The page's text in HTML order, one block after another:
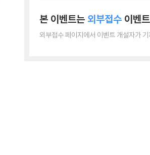
본 이벤트는 외부접수 이벤
외부접수 페이지에서 이벤트 개설자가